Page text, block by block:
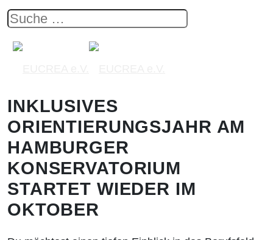
INKLUSIVES
ORIENTIERUNGSJAHR AM
HAMBURGER
KONSERVATORIUM
STARTET WIEDER IM
OKTOBER